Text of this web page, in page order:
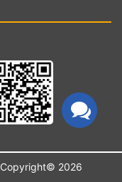
Copyright© 2026